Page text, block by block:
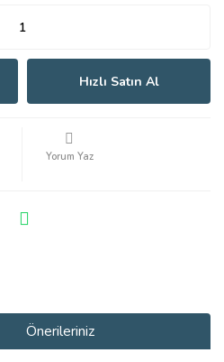
Hızlı Satın Al
Yorum Yaz
Önerileriniz